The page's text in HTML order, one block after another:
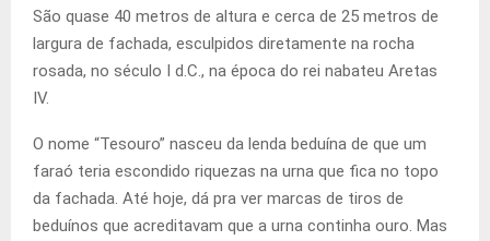
São quase 40 metros de altura e cerca de 25 metros de
largura de fachada, esculpidos diretamente na rocha
rosada, no século I d.C., na época do rei nabateu Aretas
IV.
O nome “Tesouro” nasceu da lenda beduína de que um
faraó teria escondido riquezas na urna que fica no topo
da fachada. Até hoje, dá pra ver marcas de tiros de
beduínos que acreditavam que a urna continha ouro. Mas